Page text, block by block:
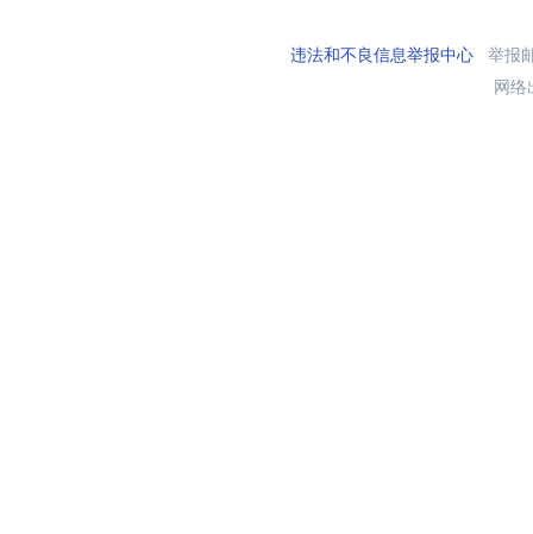
违法和不良信息举报中心举报
网